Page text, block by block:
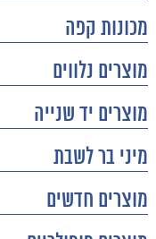
מכונות קפה
מוצרים נלווים
מוצרים יד שנייה
מיני בר לשבת
מוצרים חדשים